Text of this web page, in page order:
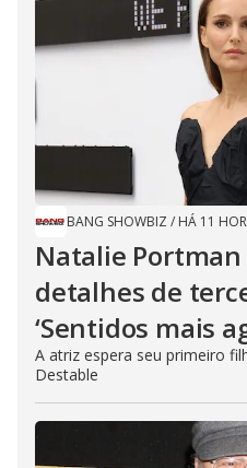
BANG SHOWBIZ / HÁ 11
Natalie
detalhes de
‘Sentidos mais
A atriz espera seu primeiro
Destable